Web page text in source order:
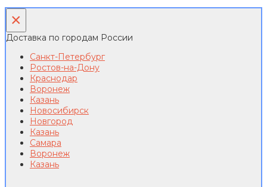
×
Доставка по городам России
Санкт-Петербург
Ростов-на-Дону
Краснодар
Воронеж
Казань
Новосибирск
Новгород
Казань
Самара
Воронеж
Казань